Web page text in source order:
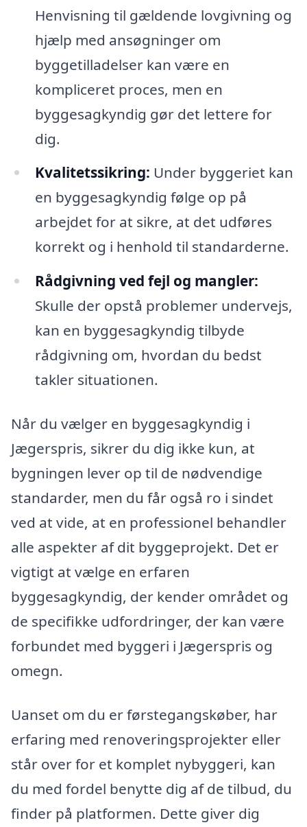
Henvisning til gældende lovgivning og
hjælp med ansøgninger om
byggetilladelser kan være en
kompliceret proces, men en
byggesagkyndig gør det lettere for
dig.
Kvalitetssikring: Under byggeriet kan
en byggesagkyndig følge op på
arbejdet for at sikre, at det udføres
korrekt og i henhold til standarderne.
Rådgivning ved fejl og mangler:
Skulle der opstå problemer undervejs,
kan en byggesagkyndig tilbyde
rådgivning om, hvordan du bedst
takler situationen.
Når du vælger en byggesagkyndig i
Jægerspris, sikrer du dig ikke kun, at
bygningen lever op til de nødvendige
standarder, men du får også ro i sindet
ved at vide, at en professionel behandler
alle aspekter af dit byggeprojekt. Det er
vigtigt at vælge en erfaren
byggesagkyndig, der kender området og
de specifikke udfordringer, der kan være
forbundet med byggeri i Jægerspris og
omegn.
Uanset om du er førstegangskøber, har
erfaring med renoveringsprojekter eller
står over for et komplet nybyggeri, kan
du med fordel benytte dig af de tilbud, du
finder på platformen. Dette giver dig